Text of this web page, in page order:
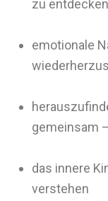
zu entdecken
emotionale
gemeinsam
das innere
verstehen